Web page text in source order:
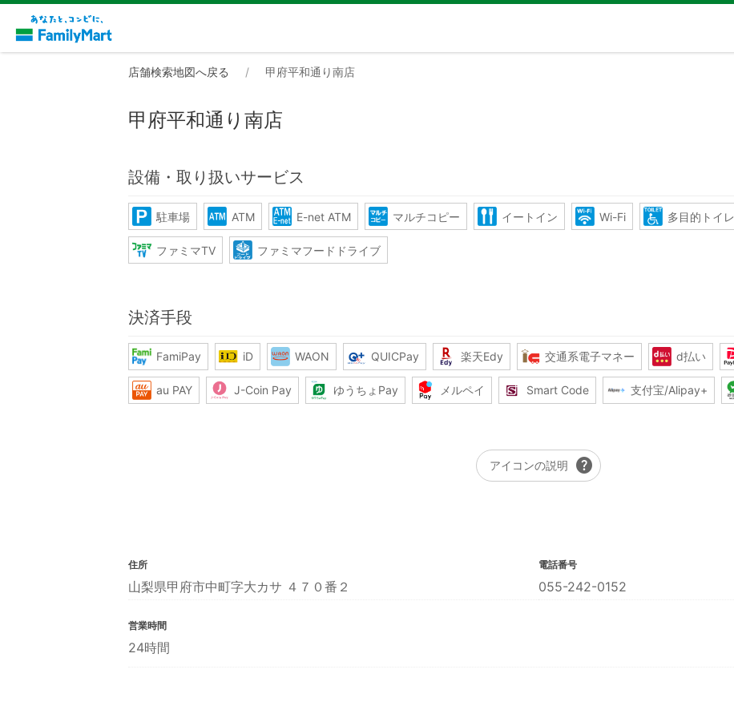
店舗検索地図へ戻る 甲府平和通り南店
甲府平和通り南店
設備・取り扱いサービス
駐車場 ATM E-net ATM マルチコピー イートイン Wi-Fi 多目的トイレ
ファミマTV ファミマフードドライブ
決済手段
FamiPay iD WAON QUICPay 楽天Edy 交通系電子マネー d払い
au PAY J-Coin Pay ゆうちょPay メルペイ Smart Code 支付宝/Alipay+
アイコンの説明 help
住所
山梨県甲府市中町字大カサ ４７０番２
電話番号
055-242-0152
営業時間
24時間